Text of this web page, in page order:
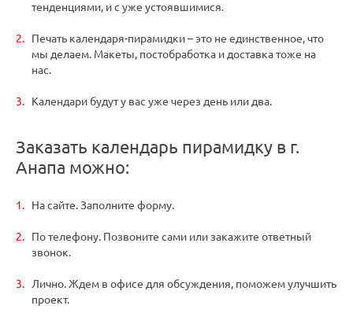
тенденциями, и с уже устоявшимися.
Печать календаря-пирамидки – это не единственное, что
мы делаем. Макеты, постобработка и доставка тоже на
нас.
Календари будут у вас уже через день или два.
Заказать календарь пирамидку в г.
Анапа можно:
На сайте. Заполните форму.
По телефону. Позвоните сами или закажите ответный
звонок.
Лично. Ждем в офисе для обсуждения, поможем улучшить
проект.